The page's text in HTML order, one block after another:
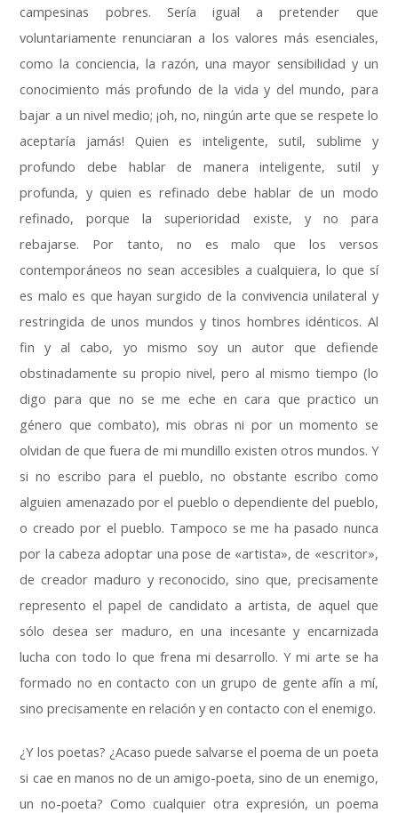
campesinas pobres. Sería igual a pretender que
voluntariamente renunciaran a los valores más esenciales,
como la conciencia,la razón, una mayor sensibilidad y un
conocimiento más profundo de la vida y del mundo, para
bajar a un nivel medio; ¡oh,no,ningún arte que se respete lo
aceptaría jamás! Quien es inteligente, sutil, sublime y
profundo debe hablar de manera inteligente, sutil y
profunda, y quien es refinado debe hablar de un modo
refinado,porque la superioridad existe, y no para
rebajarse. Por tanto, no es malo que los versos
contemporáneos no sean accesibles a cualquiera,lo que sí
es malo es que hayan surgido de la convivencia unilateral y
restringida de unos mundos y tinos hombres idénticos. Al
fin y al cabo, yo mismo soy un autor que defiende
obstinadamente su propio nivel,pero al mismo tiempo (lo
digo para que no se me eche en cara que practico un
género que combato),mis obras ni por un momento se
olvidan de que fuera de mi mundillo existen otros mundos. Y
si no escribo para el pueblo,no obstante escribo como
alguien amenazado por el pueblo o dependiente del pueblo,
o creado por el pueblo. Tampoco se me ha pasado nunca
por la cabeza adoptar una pose de «artista», de «escritor»,
de creador maduro y reconocido, sino que, precisamente
represento el papel de candidato a artista, de aquel que
sólo desea ser maduro,en una incesante y encarnizada
lucha con todo lo que frena mi desarrollo.Y mi arte se ha
formado no en contacto con un grupo de gente afín a mí,
sino precisamente en relación y en contacto con el enemigo.
¿Y los poetas? ¿Acaso puede salvarse el poema de un poeta
si cae en manos no de un amigo-poeta, sino de un enemigo,
un no-poeta?Como cualquier otra expresión, un poema